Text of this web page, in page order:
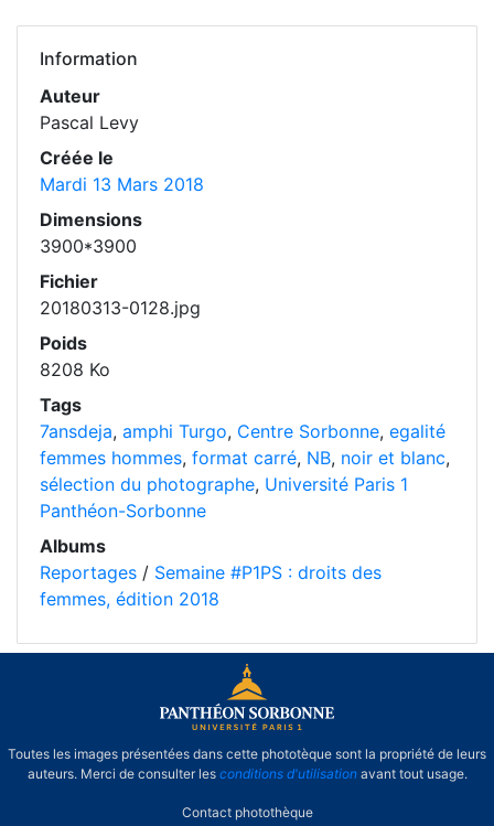
Information
Auteur
Pascal Levy
Créée le
Mardi 13 Mars 2018
Dimensions
3900*3900
Fichier
20180313-0128.jpg
Poids
8208 Ko
Tags
7ansdeja, amphi Turgo, Centre Sorbonne, egalité
femmes hommes, format carré, NB, noir et blanc,
sélection du photographe, Université Paris 1
Panthéon-Sorbonne
Albums
Reportages / Semaine #P1PS : droits des
femmes, édition 2018
Toutes les images présentées dans cette phototèque sont la propriété de leurs
auteurs. Merci de consulter les conditions d'utilisationavant tout usage.
Contact photothèque